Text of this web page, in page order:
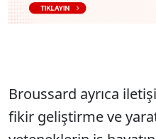
Broussard ayrıca
fikir geliştirme ve